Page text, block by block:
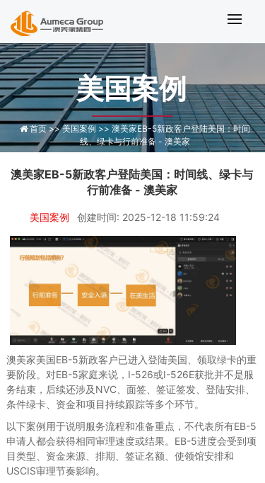
澳美家EB
首页 >>美国案例 >> 澳美家EB-5新政客户登陆美国：时间
线、绿卡与行前准备 - 澳美家
美国案例
澳美家EB-5新政客户登陆美国：时间线、绿卡与
行前准备 - 澳美家
创建时间: 2025-12-18 11:59:24
美国案例
澳美家美国EB-5新政客户已进入登陆美国、领取绿卡的重
要阶段。对EB-5家庭来说，I-526或I-526E获批并不是服
务结束，后续还涉及NVC、面签、签证签发、登陆安排、
条件绿卡、资金和项目持续跟踪等多个环节。
以下案例用于说明服务流程和准备重点，不代表所有EB-5
申请人都会获得相同审理速度或结果。EB-5进度会受到项
目类型、资金来源、排期、签证名额、使领馆安排和
USCIS审理节奏影响。